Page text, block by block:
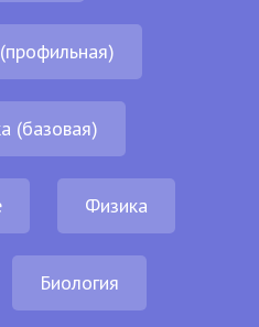
(базовая)
Физика
Биология